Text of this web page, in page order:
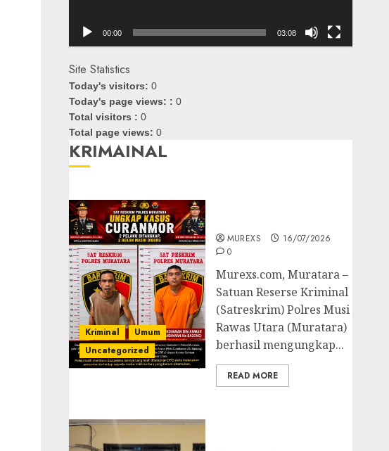
00:00 03:08
Site Statistics
Today's visitors: 0
Today's page views: : 0
Total visitors : 0
Total page views: 0
KRIMAINAL
Kriminal
Umum
Uncategorized
MUREXS
16/07/2026
0
Murexs.com, Muratara –
Satuan Reserse Kriminal
(Satreskrim) Polres Musi
Rawas Utara (Muratara)
berhasil mengungkap...
READ MORE